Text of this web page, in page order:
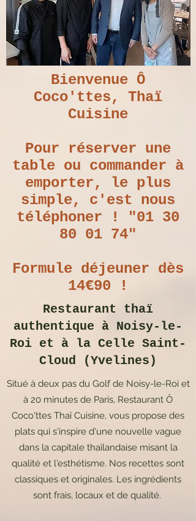
Bienvenue Ô
Coco'ttes, Thaï
Cuisine
Pour réserver une
table ou commander à
emporter, le plus
simple, c'est nous
téléphoner ! "01 30
80 01 74"
Formule déjeuner dès
14€90 !
Restaurant thaï
authentique à Noisy-le-
Roi et à la Celle Saint-
Cloud (Yvelines)
Situé à deux pas du Golf de Noisy-le-Roi et
à 20 minutes de Paris, Restaurant Ô
Coco'ttes Thaï Cuisine, vous propose des
plats qui s'inspire d'une nouvelle vague
dans la capitale thaïlandaise misant la
qualité et l'esthétisme. Nos recettes sont
classiques et originales. Les ingrédients
sont frais, locaux et de qualité.